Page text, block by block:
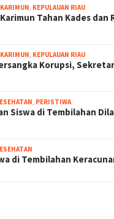
KARIMUN KEPULAUAN RIAU
Tahan Kades dan
KARIMUN KEPULAUAN RIAU
Korupsi,
PERISTIWA
Siswa di Tembilahan
di Tembilahan